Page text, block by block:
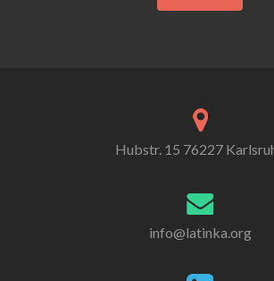
Hubstr. 15 76227
info@latinka.org